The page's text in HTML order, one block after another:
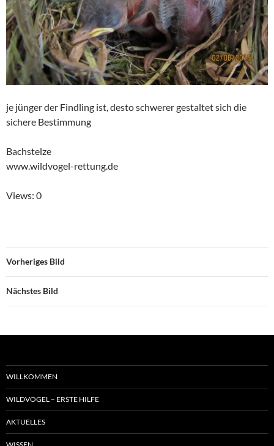
je jünger der Findling ist, desto schwerer gestaltet sich die
sichere Bestimmung
Bachstelze
www.wildvogel-rettung.de
Views: 0
Vorheriges Bild
Nächstes Bild
WILLKOMMEN
WILDVOGEL – ERSTE HILFE
AKTUELLES